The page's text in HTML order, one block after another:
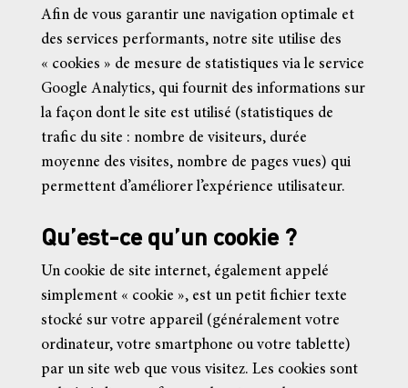
Afin de vous garantir une navigation optimale et
des services performants, notre site utilise des
« cookies » de mesure de statistiques via le service
Google Analytics, qui fournit des informations sur
la façon dont le site est utilisé (statistiques de
trafic du site : nombre de visiteurs, durée
moyenne des visites, nombre de pages vues) qui
permettent d’améliorer l’expérience utilisateur.
Qu’est-ce qu’un cookie ?
Un cookie de site internet, également appelé
simplement « cookie », est un petit fichier texte
stocké sur votre appareil (généralement votre
ordinateur, votre smartphone ou votre tablette)
par un site web que vous visitez. Les cookies sont